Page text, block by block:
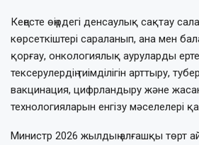
Кеңесте өңірдегі денсаулық сақтау
көрсеткіштері сараланып, ана мен
қорғау, онкологиялық ауруларды
тексерулердің тиімділігін арттыру,
вакцинация, цифрландыру және
технологияларын енгізу мәселелері
Министр 2026 жылдың алғашқы төрт